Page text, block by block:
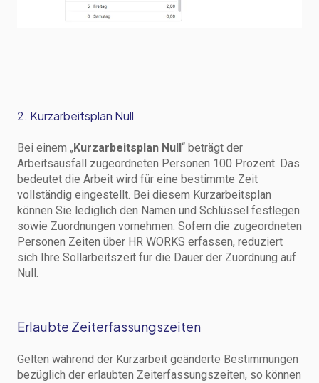
2. Kurzarbeitsplan Null
Bei einem „ Kurzarbeitsplan Null “ beträgt der
Arbeitsausfall zugeordneten Personen 100 Prozent. Das
bedeutet die Arbeit wird für eine bestimmte Zeit
vollständig eingestellt. Bei diesem Kurzarbeitsplan
können Sie lediglich den Namen und Schlüssel festlegen
sowie Zuordnungen vornehmen. Sofern die zugeordneten
Personen Zeiten über HR WORKS erfassen, reduziert
sich Ihre Sollarbeitszeit für die Dauer der Zuordnung auf
Null.
Erlaubte Zeiterfassungszeiten
Gelten während der Kurzarbeit geänderte Bestimmungen
bezüglich der erlaubten Zeiterfassungszeiten, so können